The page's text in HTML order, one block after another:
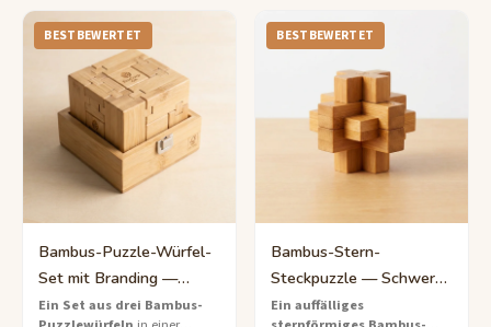
BESTBEWERTET
Bambus-Puzzle-Würfel-
Set mit Branding —
Mittleres Öko-
Ein Set aus drei Bambus-
BESTBEWERTET
Bambus-Stern-
Steckpuzzle — Schwer
Geometrisches
Ein auffälliges